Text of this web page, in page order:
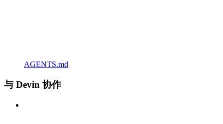
AGENTS.md
与 Devin 协作